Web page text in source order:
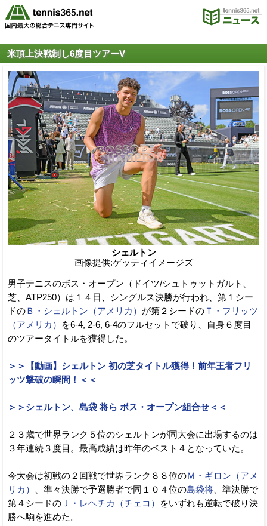
米頂上決戦制し6度目ツアーV
シェルトン
画像提供:ゲッティイメージズ
男子テニスのボス・オープン（ドイツ/シュトゥットガルト、
芝、ATP250）は１４日、シングルス決勝が行われ、第１シー
ドのＢ・シェルトン（アメリカ） が第２シードの Ｔ・フリッツ
（アメリカ）
を6-4, 2-6, 6-4のフルセットで破り、自身６度目
のツアータイトルを獲得した。
＞＞【動画】シェルトン 初の芝タイトル獲得！前年王者フリ
ッツ撃破の瞬間！＜＜
＞＞シェルトン、島袋 将ら ボス・オープン組合せ＜＜
２３歳で世界ランク５位のシェルトンが同大会に出場するのは
３年連続３度目。最高成績は昨年のベスト４となっていた。
今大会は初戦の２回戦で世界ランク８８位のＭ・ギロン（アメ
リカ）
、準々決勝で予選勝者で同１０４位の島袋将 、準決勝で
第４シードの Ｊ・レヘチカ（チェコ）
をいずれも逆転で破り決
勝へ駒を進めた。